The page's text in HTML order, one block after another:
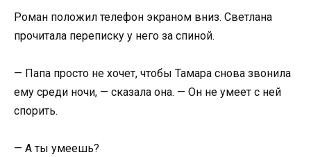
Роман положил телефон экраном вниз. Светлана
прочитала переписку у него за спиной.
— Папа просто не хочет, чтобы Тамара снова звонила
ему среди ночи, — сказала она. — Он не умеет с ней
спорить.
— А ты умеешь?